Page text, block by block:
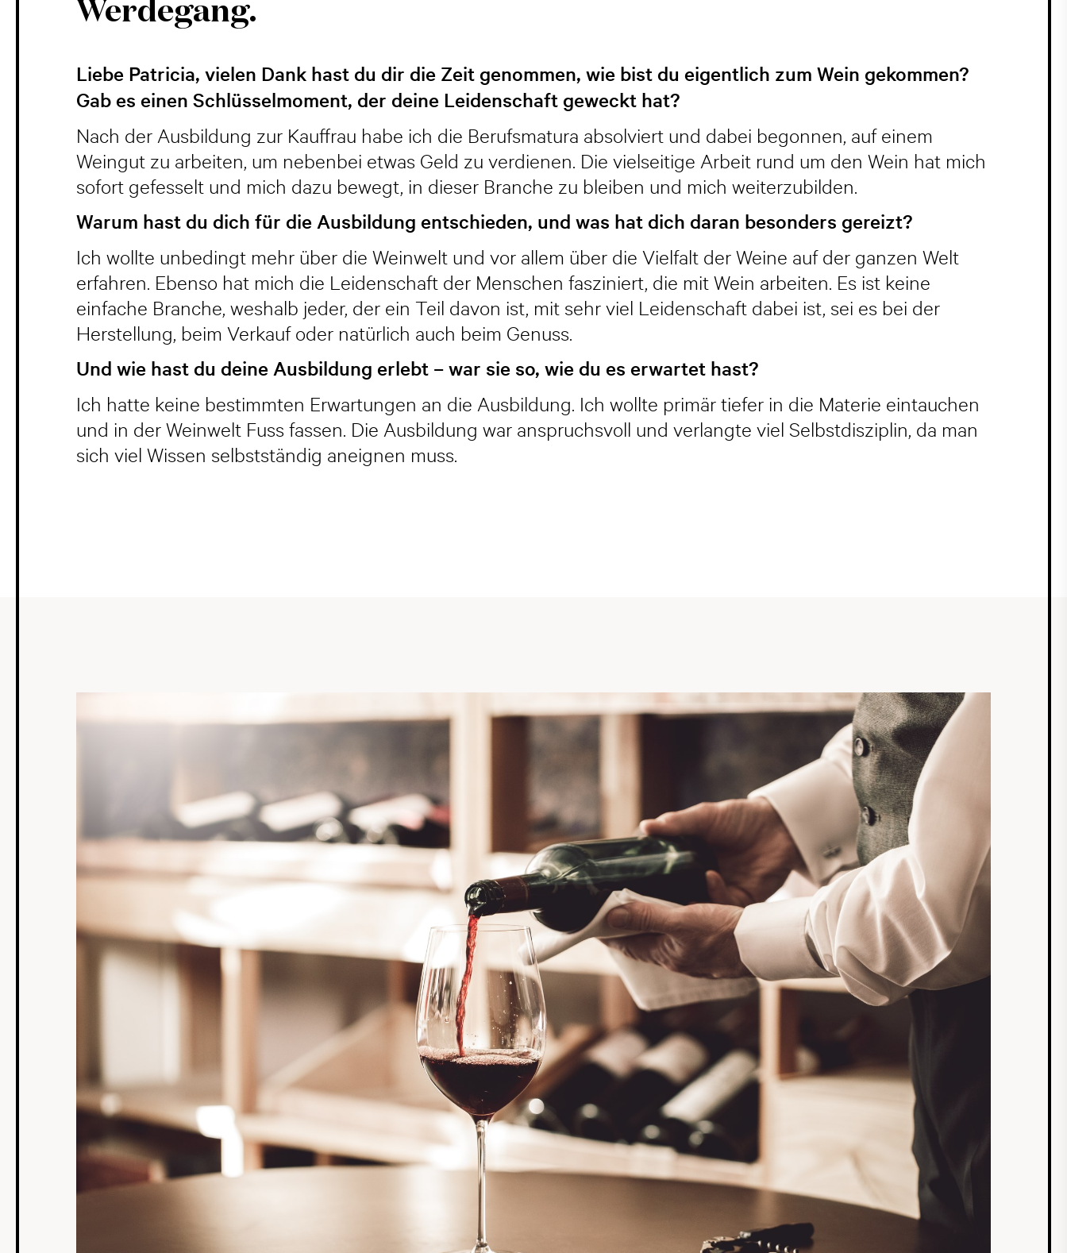
Werdegang.
Liebe Patricia, vielen Dank hast du dir die Zeit genommen, wie bist du eigentlich zum Wein gekommen?
Gab es einen Schlüsselmoment, der deine Leidenschaft geweckt hat?
Nach der Ausbildung zur Kauffrau habe ich die Berufsmatura absolviert und dabei begonnen, auf einem
Weingut zu arbeiten, um nebenbei etwas Geld zu verdienen. Die vielseitige Arbeit rund um den Wein hat mich
sofort gefesselt und mich dazu bewegt, in dieser Branche zu bleiben und mich weiterzubilden.
Warum hast du dich für die Ausbildung entschieden, und was hat dich daran besonders gereizt?
Ich wollte unbedingt mehr über die Weinwelt und vor allem über die Vielfalt der Weine auf der ganzen Welt
erfahren. Ebenso hat mich die Leidenschaft der Menschen fasziniert, die mit Wein arbeiten. Es ist keine
einfache Branche, weshalb jeder, der ein Teil davon ist, mit sehr viel Leidenschaft dabei ist, sei es bei der
Herstellung, beim Verkauf oder natürlich auch beim Genuss.
Und wie hast du deine Ausbildung erlebt – war sie so, wie du es erwartet hast?
Ich hatte keine bestimmten Erwartungen an die Ausbildung. Ich wollte primär tiefer in die Materie eintauchen
und in der Weinwelt Fuss fassen. Die Ausbildung war anspruchsvoll und verlangte viel Selbstdisziplin, da man
sich viel Wissen selbstständig aneignen muss.